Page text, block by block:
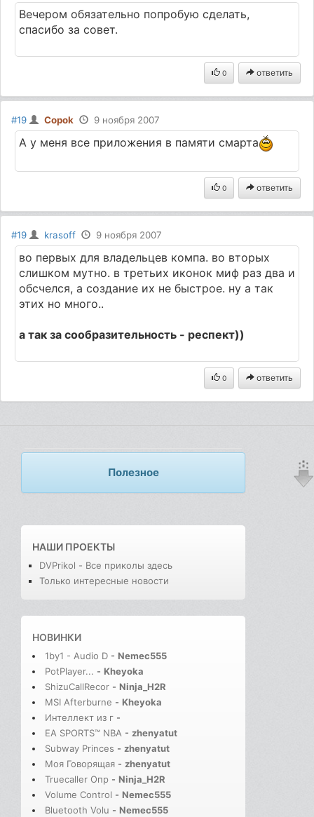
Вечером обязательно попробую сделать,
спасибо за совет.
0 ответить
#19 Copok 9 ноября 2007
А у меня все приложения в памяти смарта
0 ответить
#19 krasoff 9 ноября 2007
во первых для владельцев компа. во вторых
слишком мутно. в третьих иконок миф раз два и
обсчелся, а создание их не быстрое. ну а так
этих но много..
а так за сообразительность - респект))
0 ответить
Полезное
НАШИ ПРОЕКТЫ
DVPrikol - Все приколы здесь
Только интересные новости
НОВИНКИ
1by1 - Audio D - Nemec555
PotPlayer... - Kheyoka
ShizuCallRecor - Ninja_H2R
MSI Afterburne - Kheyoka
Интеллект из г -
EA SPORTS™ NBA - zhenyatut
Subway Princes - zhenyatut
Моя Говорящая - zhenyatut
Truecaller Опр - Ninja_H2R
Volume Control - Nemec555
Bluetooth Volu - Nemec555